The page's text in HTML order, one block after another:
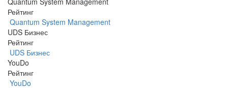
Рейтинг
Quantum System Management
UDS Бизнес
Рейтинг
UDS Бизнес
YouDo
Рейтинг
YouDo